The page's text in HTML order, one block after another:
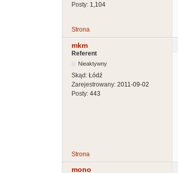
Posty: 1,104
Strona
mkm
Referent
Nieaktywny
Skąd: Łódź
Zarejestrowany: 2011-09-02
Posty: 443
Strona
mono